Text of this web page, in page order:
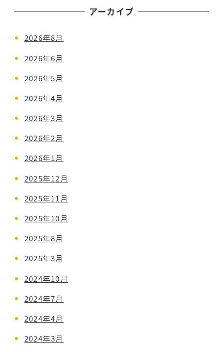
アーカイブ
2026年8月
2026年6月
2026年5月
2026年4月
2026年3月
2026年2月
2026年1月
2025年12月
2025年11月
2025年10月
2025年8月
2025年3月
2024年10月
2024年7月
2024年4月
2024年3月